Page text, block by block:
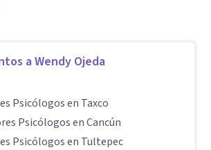
a Wendy Ojeda
Psicólogos en Taxco
Psicólogos en Cancún
Psicólogos en Tultepec